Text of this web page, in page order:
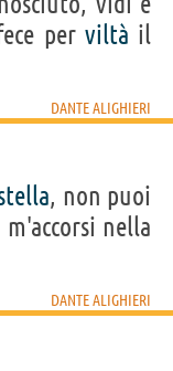
per viltà il
DANTE ALIGHIERI
, non puoi
nella
DANTE ALIGHIERI